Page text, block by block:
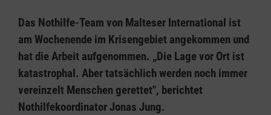
Das Nothilfe-Team von Malteser International ist
am Wochenende im Krisengebiet angekommen und
hat die Arbeit aufgenommen. „Die Lage vor Ort ist
katastrophal. Aber tatsächlich werden noch immer
vereinzelt Menschen gerettet", berichtet
Nothilfekoordinator Jonas Jung.